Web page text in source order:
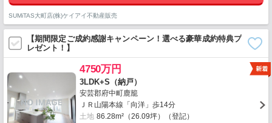
SUMiTAS大町店(株)ケイアイ不動産販売
【期間限定ご成約感謝キャンペーン！選べる豪華成約特典プ
レゼント！】
4750万円
3LDK+S（納戸）
安芸郡府中町鹿籠
ＪＲ山陽本線「向洋」歩14分
土地 86.28m²（26.09坪）（登記）